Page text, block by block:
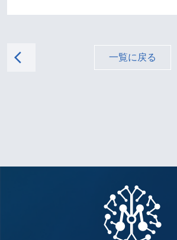
arrow_back_ios 一覧に戻る